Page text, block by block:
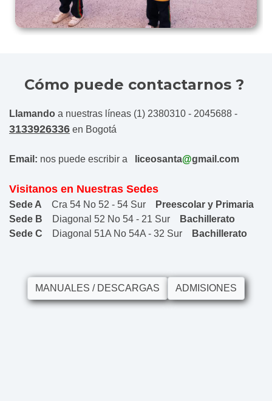
Cómo puede contactarnos ?
Llamando a nuestras líneas (1) 2380310 - 2045688 -
3133926336 en Bogotá
Email: nos puede escribir a liceosanta@gmail.com
Visitanos en Nuestras Sedes
Sede A Cra 54 No 52 - 54 Sur
Preescolar y Primaria
Sede B
Diagonal 52 No 54 - 21 Sur
Bachillerato
Sede C
Diagonal 51A No 54A - 32 Sur Bachillerato
MANUALES / DESCARGAS ADMISIONES